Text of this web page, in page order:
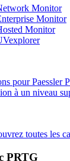
Monitor
Monitor
Monitor
pour Paessler
à un niveau
toutes les
PRTG